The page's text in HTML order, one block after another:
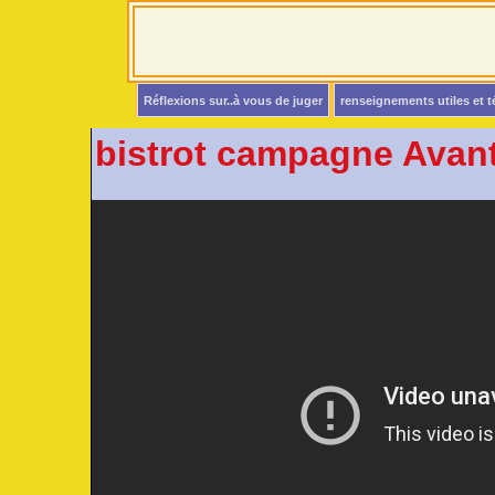
Réflexions sur..à vous de juger renseignements utiles et
bistrot campagne